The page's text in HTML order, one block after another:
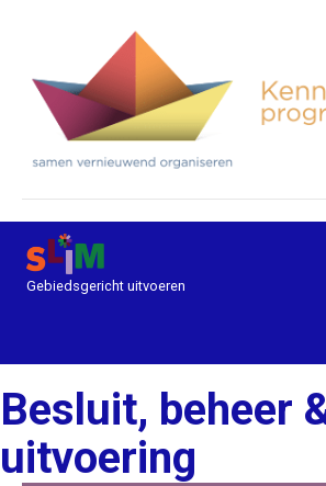
Gebiedsgericht uitvoeren
Besluit, beheer
uitvoering